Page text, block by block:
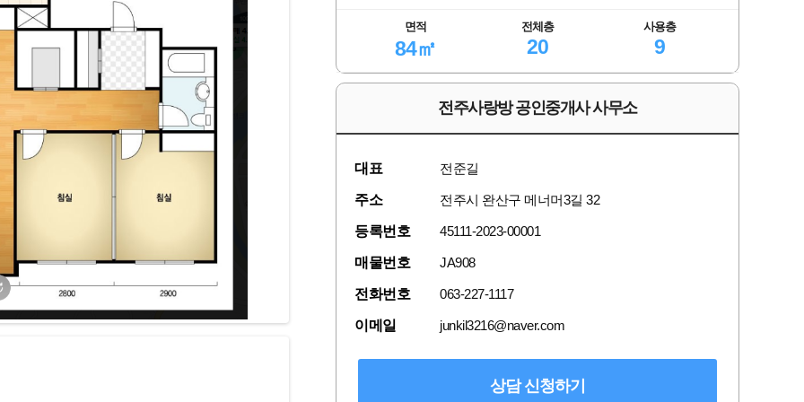
면적
84㎡
전체층
20
사용층
9
전주사랑방 공인중개사 사무소
대표 전준길
주소 전주시 완산구 메너머3길 32
등록번호 45111-2023-00001
매물번호 JA908
전화번호 063-227-1117
이메일 junkil3216@naver.com
상담 신청하기